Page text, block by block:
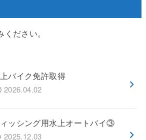
ださい。
バイク免許取得
2026.04.02
ッシング用水上オートバイ③
2025.12.03